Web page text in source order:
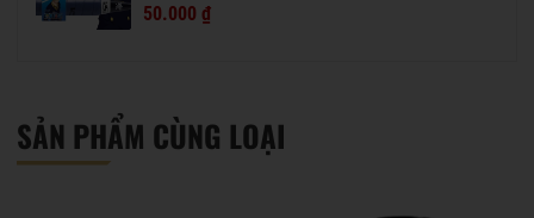
50.000 ₫
SẢN PHẨM CÙNG LOẠI